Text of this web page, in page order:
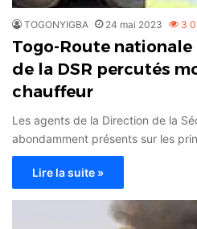
TOGONYIGBA 24 mai 2023 3
Togo-Route nationale
de la DSR percutés
chauffeur
Les agents de la Direction de la
abondamment présents sur les
Lire la suite »